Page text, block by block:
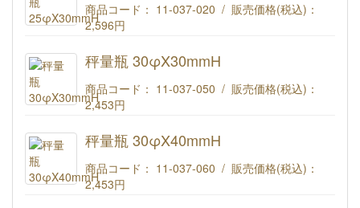
商品コード： 11-037-020 / 販売価格(税込)：
2,596円
秤量瓶 30φX30mmH
商品コード： 11-037-050 / 販売価格(税込)：
2,453円
秤量瓶 30φX40mmH
商品コード： 11-037-060 / 販売価格(税込)：
2,453円